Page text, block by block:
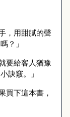
，用甜膩的聲
？」
要給客人猶豫
訣竅。」
買下這本書，